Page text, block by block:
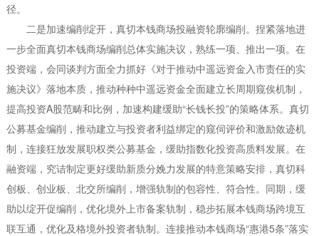
径。
二是加速编削绽开，真切本钱商场投融资轮廓编削。捏紧落地进
一步全面真切本钱商场编削总体实施决议，熟练一项、推出一项。在
投资端，会同谈判方面全力抓好《对于推动中遥远资金入市责任的实
施决议》落地本质，推动种种中遥远资金全面建立长周期窥俟机制，
提高投资A股范畴和比例，加速构建缓助“长钱长投”的策略体系。真切
公募基金编削，推动建立与投资者利益绑定的窥伺评价和激励敛迹机
制，连接狂放发展职权类公募基金，缓助指数化投资高质料发展。在
融资端，究诘制定更好缓助新质分娩力发展的特意策略安排，真切科
创板、创业板、北交所编削，增强轨制的包容性、符合性。同期，缓
助以绽开促编削，优化境外上市备案轨制，稳步拓展本钱商场跨境互
联互通，优化及格境外投资者轨制。连接推动本钱商场“惠港5条”落实